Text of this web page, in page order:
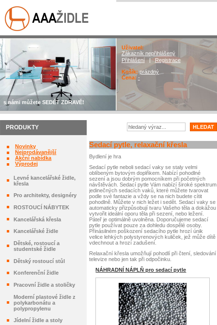
s námi můžete SEDĚT ZDRAVĚ!
Uživatel:
Zákazník nepřihlášený
Přihlášení| Registrace
Košík: prázdný
Cena: -
PRODUKTY
Novinky
Nejprodávanější
Akční nabídka
Výprodej
Levné kancelářské židle,
křesla
Pro architekty, designéry
ROSTOUCÍ NÁBYTEK
Kancelářská křesla
Kancelářské židle
Dětské, rostoucí a
studentské židle
Dětský rostoucí stůl
Konferenční židle
Pracovní židle a stoličky
Moderní plastové židle z
polykarbonátu a
polypropylenu
Jídelní židle a stoly
Sedací pytle, relaxační křesla
Bydlení je hra
Sedací pytle neboli sedací vaky se staly velmi
oblíbeným bytovým doplňkem. Nabízí pohodlné
sezení a jsou dobrým pomocníkem při početných
návštěvách. Sedací pytle Vám nabízí široké spektrum
jedinečných sedacích vaků, které můžete tvarovat
podle své fantazie a vždy se na nich budete cítit
pohodlně. Můžete v nich ležet i sedět. Sedací vaky se
automaticky přizpůsobují tvaru Vašeho těla a dokážou
vytvořit ideální oporu těla při sezení, nebo ležení.
Páteř je optimálně uvolněna. Doporučujeme sedací
pytle používat pouze za dohledu dospělé osoby.
Přinásilném poškození sedacího pytle hrozí únik
velice lehkých polystyrenových kuliček, jež může dítě
vdechnout a hrozí zadušení.
Relaxační křesla umožňují pohodlí při čtení, sledování
televize nebo jen tak při odpočinku.
NÁHRADNÍ NÁPLŇ pro sedací pytle